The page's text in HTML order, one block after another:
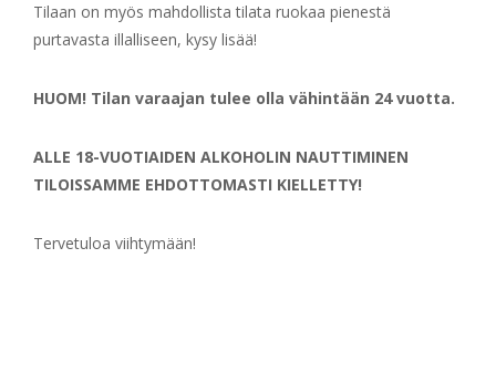
Tilaan on myös mahdollista tilata ruokaa pienestä
purtavasta illalliseen, kysy lisää!
HUOM! Tilan varaajan tulee olla vähintään 24 vuotta.
ALLE 18-VUOTIAIDEN ALKOHOLIN NAUTTIMINEN
TILOISSAMME EHDOTTOMASTI KIELLETTY!
Tervetuloa viihtymään!